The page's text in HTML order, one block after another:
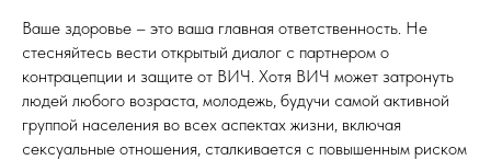
Ваше здоровье – это ваша главная ответственность. Не
стесняйтесь вести открытый диалог с партнером о
контрацепции и защите от ВИЧ. Хотя ВИЧ может затронуть
людей любого возраста, молодежь, будучи самой активной
группой населения во всех аспектах жизни, включая
сексуальные отношения, сталкивается с повышенным риском